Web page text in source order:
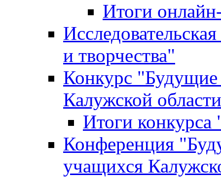
Итоги
и творчества"
Конкурс
Калужской области
Итоги
Конференция
учащихся